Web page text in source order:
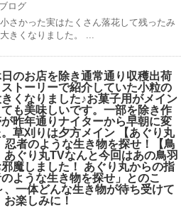
ブログ
さかった実はたくさん落花して残ったみ
きくなりました。 ...
のお店を除き通常通り収穫出荷
トーリーで紹介していた小粒の
くなりました♪お菓子用がメイン
も美味しいです。一部を除き作
昨年通りナイターから早朝に変
草刈りは夕方メイン 【あぐり丸
忍者のような生き物を探せ！【鳥
あぐり丸TVなんと今回はあの鳥羽
魔しました！ あぐり丸からの指
ような生き物を探せ」とのこ
、一体どんな生き物が待ち受けて
楽しみに！